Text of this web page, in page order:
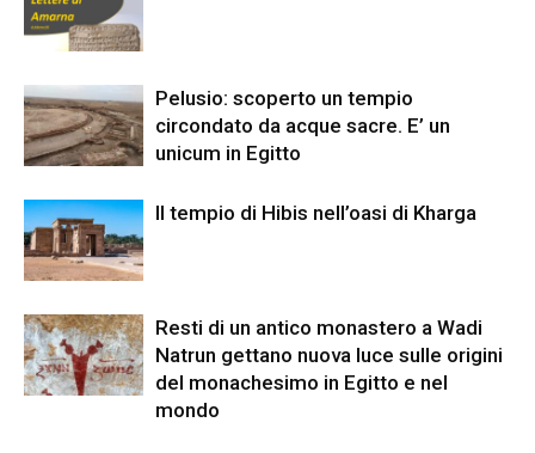
Pelusio: scoperto un tempio
circondato da acque sacre. E’ un
unicum in Egitto
Il tempio di Hibis nell’oasi di Kharga
Resti di un antico monastero a Wadi
Natrun gettano nuova luce sulle origini
del monachesimo in Egitto e nel
mondo